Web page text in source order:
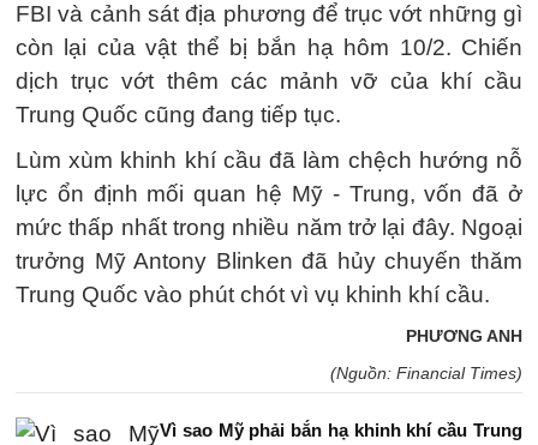
FBI và cảnh sát địa phương để trục vớt những gì
còn lại của vật thể bị bắn hạ hôm 10/2. Chiến
dịch trục vớt thêm các mảnh vỡ của khí cầu
Trung Quốc cũng đang tiếp tục.
Lùm xùm khinh khí cầu đã làm chệch hướng nỗ
lực ổn định mối quan hệ Mỹ - Trung, vốn đã ở
mức thấp nhất trong nhiều năm trở lại đây. Ngoại
trưởng Mỹ Antony Blinken đã hủy chuyến thăm
Trung Quốc vào phút chót vì vụ khinh khí cầu.
PHƯƠNG ANH
(Nguồn: Financial Times)
Vì sao Mỹ phải bắn hạ khinh khí cầu Trung